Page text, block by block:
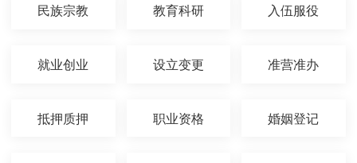
民族宗教 教育科研 入伍服役
就业创业 设立变更 准营准办
抵押质押 职业资格 婚姻登记